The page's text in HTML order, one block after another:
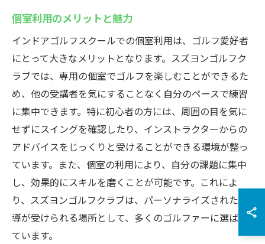
個室利用のメリットと魅力
インドアゴルフスクールでの個室利用は、ゴルフ愛好者
にとって大きなメリットとなります。スズヨンゴルフク
ラブでは、専用の個室でゴルフを楽しむことができるた
め、他の受講者を気にすることなく自分のペースで練習
に集中できます。特に初心者の方には、周囲の目を気に
せずにスイングを確認したり、インストラクターからの
アドバイスをじっくりと受けることができる環境が整っ
ています。また、個室の利用により、自分の課題に集中
し、効果的にスキルを磨くことが可能です。これによ
り、スズヨンゴルフクラブは、パーソナライズされた指
導が受けられる場所として、多くのゴルファーに選ばれ
ています。